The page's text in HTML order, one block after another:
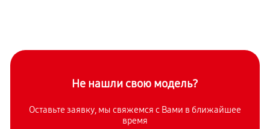
Не нашли свою модель?
Оставьте заявку, мы свяжемся с Вами в ближайшее
время